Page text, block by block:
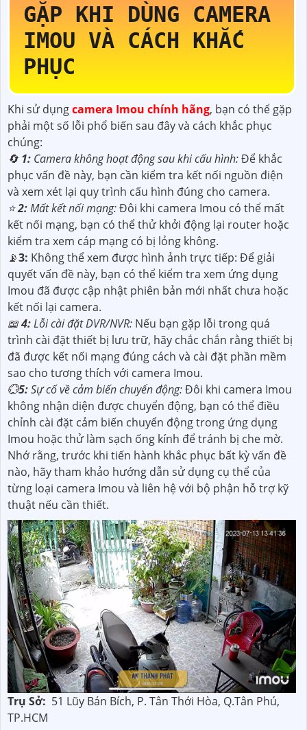
GẶP KHI DÙNG CAMERA
IMOU VÀ CÁCH KHẮC
PHỤC
Khi sử dụngcamera Imou chính hãng, bạn có thể gặp
phải một số lỗi phổ biến sau đây và cách khắc phục
chúng:
🔄 1: Camera không hoạt động sau khi cấu hình:Để khắc
phục vấn đề này, bạn cần kiểm tra kết nối nguồn điện
và xem xét lại quy trình cấu hình đúng cho camera.
⭐2:Mất kết nối mạng:Đôi khi camera Imou có thể mất
kết nối mạng, bạn có thể thử khởi động lại router hoặc
kiểm tra xem cáp mạng có bị lỏng không.
📡3: Không thể xem được hình ảnh trực tiếp: Để giải
quyết vấn đề này, bạn có thể kiểm tra xem ứng dụng
Imou đã được cập nhật phiên bản mới nhất chưa hoặc
kết nối lại camera.
📖4:Lỗi cài đặt DVR/NVR: Nếu bạn gặp lỗi trong quá
trình cài đặt thiết bị lưu trữ, hãy chắc chắn rằng thiết bị
đã được kết nối mạng đúng cách và cài đặt phần mềm
sao cho tương thích với camera Imou.
💮5:Sự cố về cảm biến chuyển động:Đôi khi camera Imou
không nhận diện được chuyển động, bạn có thể điều
chỉnh cài đặt cảm biến chuyển động trong ứng dụng
Imou hoặc thử làm sạch ống kính để tránh bị che mờ.
Nhớ rằng, trước khi tiến hành khắc phục bất kỳ vấn đề
nào, hãy tham khảo hướng dẫn sử dụng cụ thể của
từng loại camera Imou và liên hệ với bộ phận hỗ trợ kỹ
thuật nếu cần thiết.
Trụ Sở: 51 Lũy Bán Bích, P. Tân Thới Hòa, Q.Tân Phú,
TP.HCM